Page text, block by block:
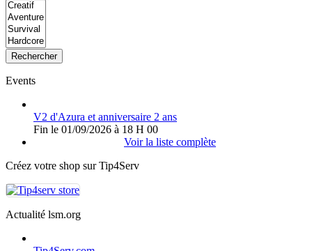
Rechercher
Events
V2 d'Azura et anniversaire 2 ans
Fin le 01/09/2026 à 18 H 00
Voir la liste complète
Créez votre shop sur Tip4Serv
Actualité lsm.org